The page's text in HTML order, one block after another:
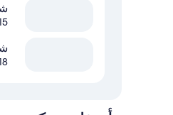
15 من الدقائق
18 من الدقائق